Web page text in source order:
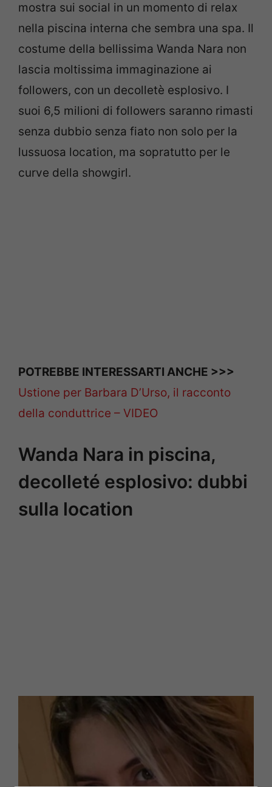
mostra sui social in un momento di relax
nella piscina interna che sembra una spa. Il
costume della bellissima Wanda Nara non
lascia moltissima immaginazione ai
followers, con un decolletè esplosivo. I
suoi 6,5 milioni di followers saranno rimasti
senza dubbio senza fiato non solo per la
lussuosa location, ma sopratutto per le
curve della showgirl.
POTREBBE INTERESSARTI ANCHE >>>
Ustione per Barbara D’Urso, il racconto
della conduttrice – VIDEO
Wanda Nara in piscina,
decolleté esplosivo: dubbi
sulla location